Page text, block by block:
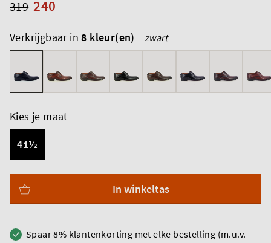
240
319
Verkrijgbaar in8 kleur(en) zwart
Kies je maat
41½
In winkeltas
Spaar 8% klantenkorting met elke bestelling (m.u.v.